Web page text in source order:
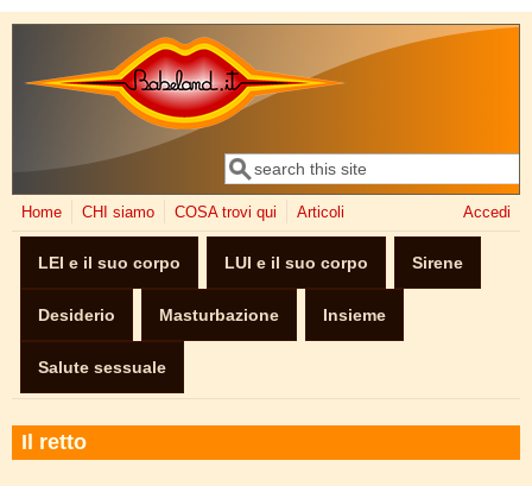
Salta al contenuto principale
Form di ricerca
Cerca
Home CHI siamo COSA trovi qui Articoli Accedi
LEI e il suo corpo LUI e il suo corpo Sirene
Desiderio Masturbazione Insieme
Salute sessuale
Il retto